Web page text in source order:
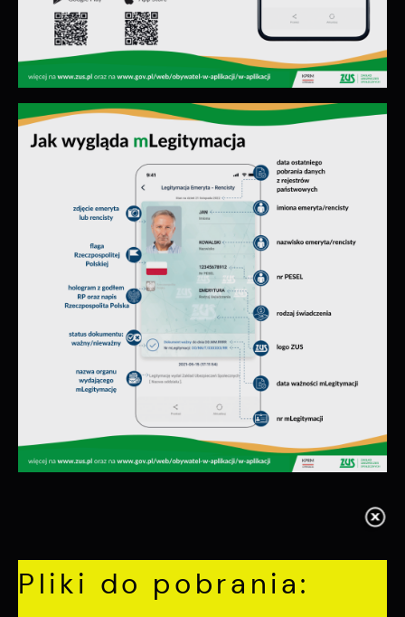
Pliki do pobrania: